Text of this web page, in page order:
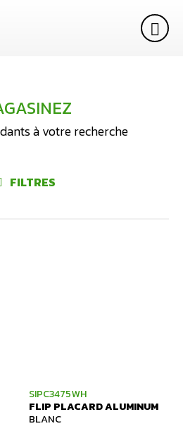
à votre recherche
FILTRES
SIPC3475WH
FLIP PLACARD ALUMINUM
BLANC